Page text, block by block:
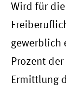
Wird für
gewerblich
Prozent
Ermittlung